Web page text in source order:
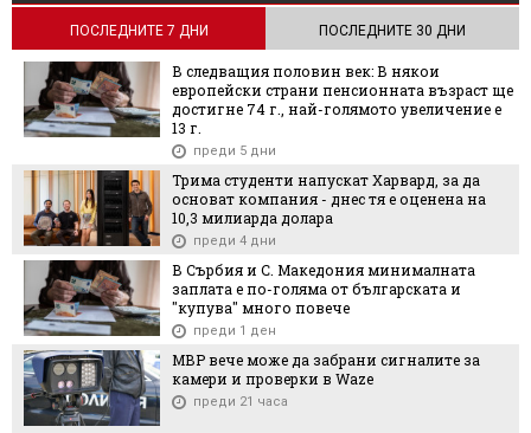
ПОСЛЕДНИТЕ 7 ДНИ ПОСЛЕДНИТЕ 30 ДНИ
В следващия половин век: В някои
европейски страни пенсионната възраст ще
достигне 74 г., най-голямото увеличение е
13 г.
преди 5 дни
Трима студенти напускат Харвард, за да
основат компания - днес тя е оценена на
10,3 милиарда долара
преди 4 дни
В Сърбия и С. Македония минималната
заплата е по-голяма от българската и
"купува" много повече
преди 1 ден
МВР вече може да забрани сигналите за
камери и проверки в Waze
преди 21 часа